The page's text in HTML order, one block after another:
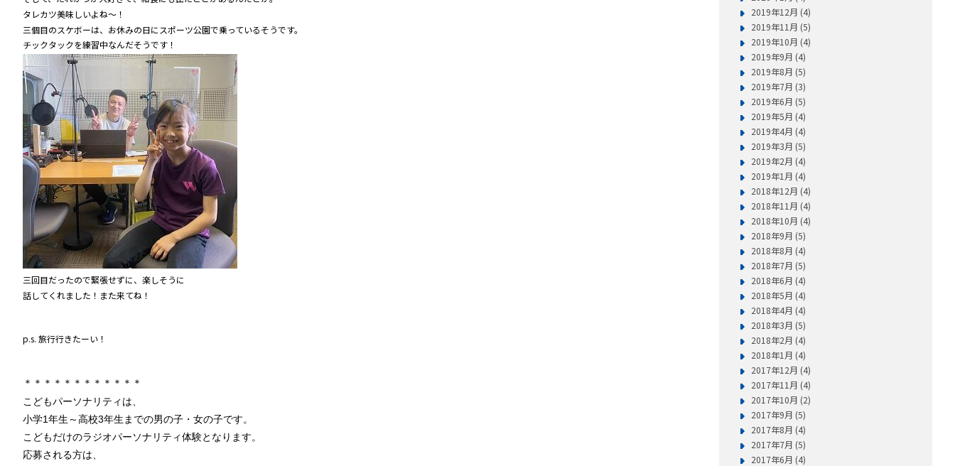
タレカツ美味しいよね～！
三個目のスケボーは、お休みの日にスポーツ公園で乗っているそうです。
チックタックを練習中なんだそうです！
三回目だったので緊張せずに、楽しそうに
話してくれました！また来てね！
p.s. 旅行行きたーい！
＊＊＊＊＊＊＊＊＊＊＊＊
こどもパーソナリティは、
小学1年生～高校3年生までの男の子・女の子です。
こどもだけのラジオパーソナリティ体験となります。
応募される方は、
2019年12月 (4)
2019年11月 (5)
2019年10月 (4)
2019年9月 (4)
2019年8月 (5)
2019年7月 (3)
2019年6月 (5)
2019年5月 (4)
2019年4月 (4)
2019年3月 (5)
2019年2月 (4)
2019年1月 (4)
2018年12月 (4)
2018年11月 (4)
2018年10月 (4)
2018年9月 (5)
2018年8月 (4)
2018年7月 (5)
2018年6月 (4)
2018年5月 (4)
2018年4月 (4)
2018年3月 (5)
2018年2月 (4)
2018年1月 (4)
2017年12月 (4)
2017年11月 (4)
2017年10月 (2)
2017年9月 (5)
2017年8月 (4)
2017年7月 (5)
2017年6月 (4)